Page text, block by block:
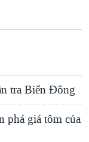
tra Biển Đông
phá giá tôm của